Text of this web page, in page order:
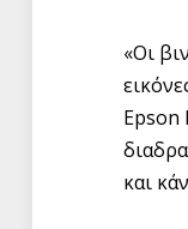
«Οι
Epson
και